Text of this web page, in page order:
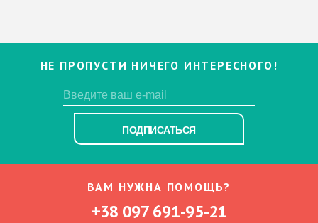
НЕ ПРОПУСТИ НИЧЕГО ИНТЕРЕСНОГО!
ПОДПИСАТЬСЯ
ВАМ НУЖНА ПОМОЩЬ?
+38 097 691-95-21